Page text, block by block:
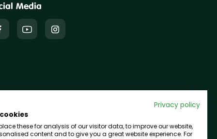
Media
Privacy policy
these for analysis of our visitor data, to improve our website,
content and to give you a great website experience. For